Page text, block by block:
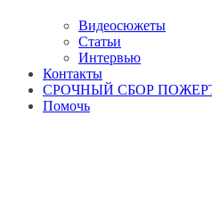
Видеосюжеты
Статьи
Интервью
Контакты
СРОЧНЫЙ СБОР
Помочь